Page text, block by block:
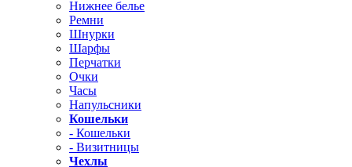
Нижнее белье
Ремни
Шнурки
Шарфы
Перчатки
Очки
Часы
Напульсники
Кошельки
- Кошельки
- Визитницы
Чехлы